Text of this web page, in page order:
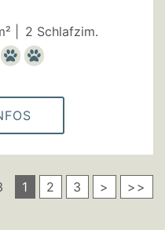
| 2 Schlafzim.
1 2 3 > >>